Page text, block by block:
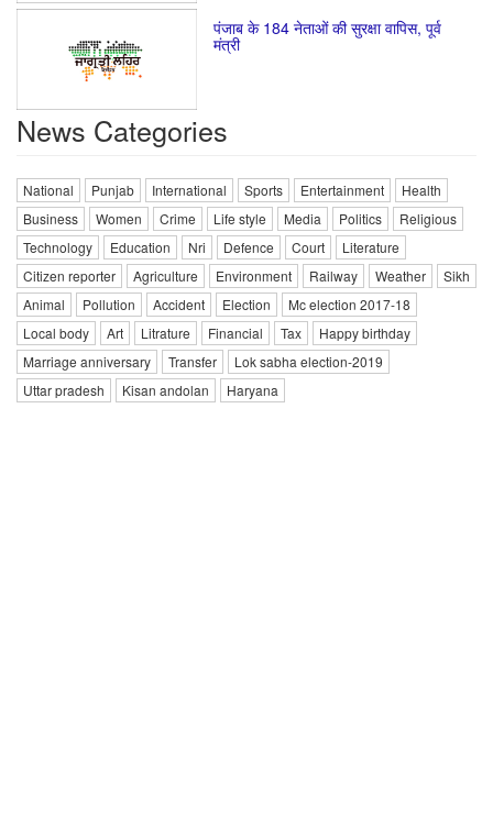
पंजाब के 184 नेताओं की सुरक्षा वापिस, पूर्व
मंत्री
News Categories
National Punjab International Sports Entertainment
Health
Business
Women Crime Life style Media Politics
Religious
Technology
Education Nri Defence Court
Literature
Citizen reporter
Agriculture Environment Railway Weather
Sikh
Animal
Pollution Accident Election
Mc election 2017-18
Local body
Art Litrature Financial Tax
Happy birthday
Marriage anniversary
Transfer
Lok sabha election-2019
Uttar pradesh
Kisan andolan Haryana